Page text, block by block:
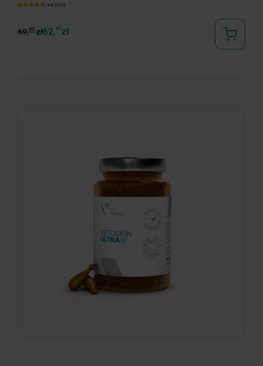
4.9 (172)
69,90zł62,91 zł